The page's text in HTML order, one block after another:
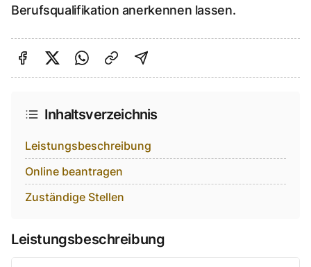
Berufsqualifikation anerkennen lassen.
Auf Facebook teilen
Auf Twitter teilen
Per Link teilen
shareViaEmail
Inhaltsverzeichnis
Leistungsbeschreibung
Online beantragen
Zuständige Stellen
Leistungsbeschreibung